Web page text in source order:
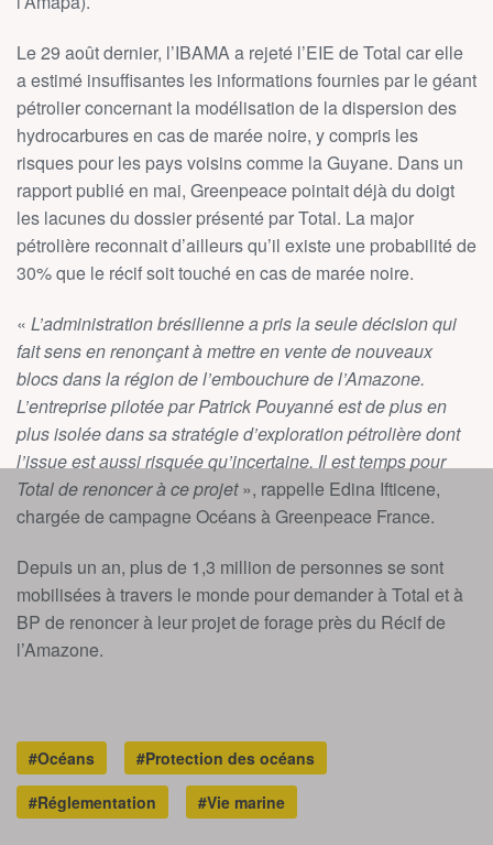
Le 29 août dernier, l’IBAMA a rejeté l’EIE de Total car elle
a estimé insuffisantes les informations fournies par le géant
pétrolier concernant la modélisation de la dispersion des
hydrocarbures en cas de marée noire, y compris les
risques pour les pays voisins comme la Guyane. Dans un
rapport publié en mai, Greenpeace pointait déjà du doigt
les lacunes du dossier présenté par Total. La major
pétrolière reconnait d’ailleurs qu’il existe une probabilité de
30% que le récif soit touché en cas de marée noire.
« L’administration brésilienne a pris la seule décision qui
fait sens en renonçant à mettre en vente de nouveaux
blocs dans la région de l’embouchure de l’Amazone.
L’entreprise pilotée par Patrick Pouyanné est de plus en
plus isolée dans sa stratégie d’exploration pétrolière dont
l’issue est aussi risquée qu’incertaine. Il est temps pour
Total de renoncer à ce projet», rappelle Edina Ifticene,
chargée de campagne Océans à Greenpeace France.
Depuis un an, plus de 1,3 million de personnes se sont
mobilisées à travers le monde pour demander à Total et à
BP de renoncer à leur projet de forage près du Récif de
l’Amazone.
#Océans
#Protection des océans
#Réglementation
#Vie marine